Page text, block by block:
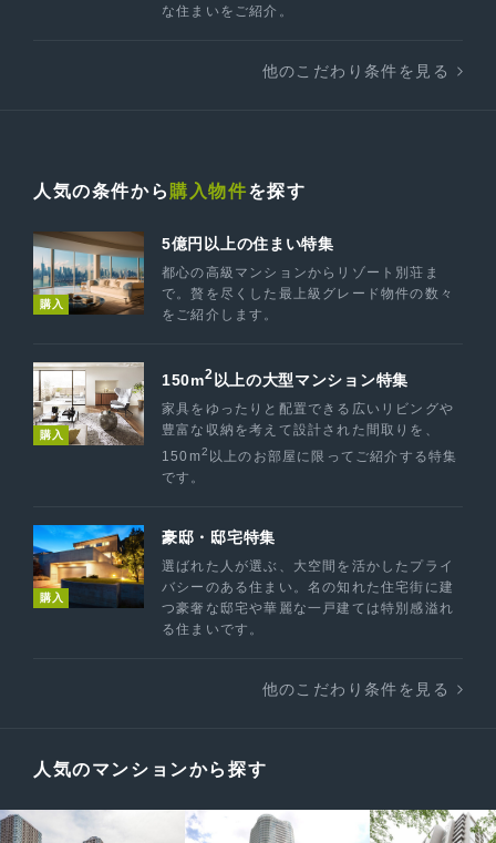
な住まいをご紹介。
他のこだわり条件を見る
人気の条件から 購入物件を探す
購入
5億円以上の住まい特集
都心の高級マンションからリゾート別荘ま
で。贅を尽くした最上級グレード物件の数々
をご紹介します。
購入
150m2 以上の大型マンション特集
家具をゆったりと配置できる広いリビングや
豊富な収納を考えて設計された間取りを、
150m2 以上のお部屋に限ってご紹介する特集
です。
購入
豪邸・邸宅特集
選ばれた人が選ぶ、大空間を活かしたプライ
バシーのある住まい。名の知れた住宅街に建
つ豪奢な邸宅や華麗な一戸建ては特別感溢れ
る住まいです。
他のこだわり条件を見る
人気のマンションから探す